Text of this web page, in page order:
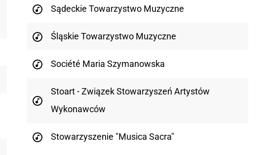
Sądeckie Towarzystwo Muzyczne
Śląskie Towarzystwo Muzyczne
Société Maria Szymanowska
Stoart - Związek Stowarzyszeń Artystów
Wykonawców
Stowarzyszenie "Musica Sacra"